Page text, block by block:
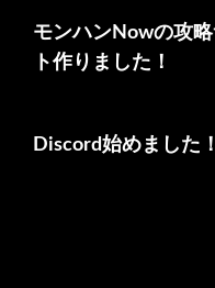
モンハンNowの攻略
ト作りました！
Discord始めました！